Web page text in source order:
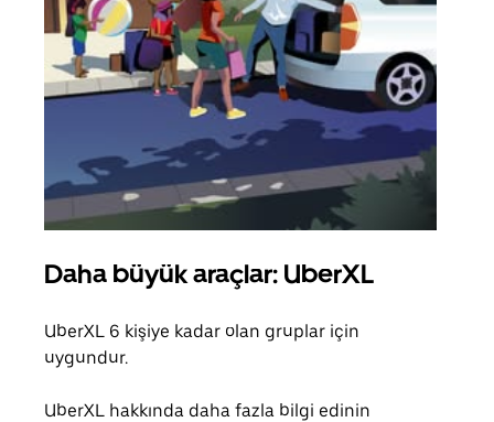
Daha büyük araçlar: UberXL
UberXL 6 kişiye kadar olan gruplar için
uygundur.
UberXL hakkında daha fazla bilgi edinin